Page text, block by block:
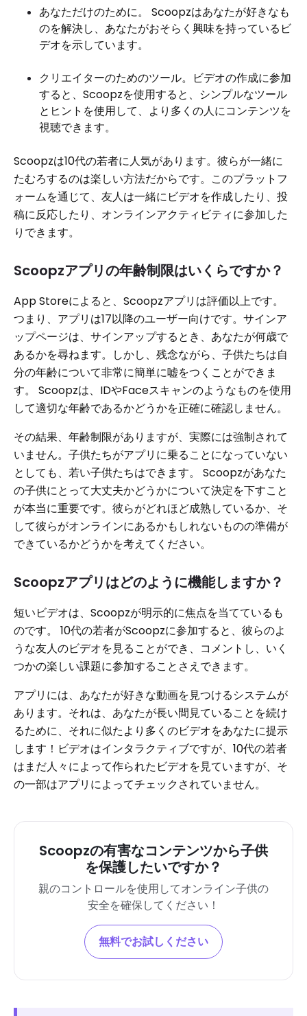
あなただけのために。 Scoopzはあなたが好きなも
のを解決し、あなたがおそらく興味を持っているビ
デオを示しています。
クリエイターのためのツール。ビデオの作成に参加
すると、Scoopzを使用すると、シンプルなツール
とヒントを使用して、より多くの人にコンテンツを
視聴できます。
Scoopzは10代の若者に人気があります。彼らが一緒に
たむろするのは楽しい方法だからです。このプラットフ
ォームを通じて、友人は一緒にビデオを作成したり、投
稿に反応したり、オンラインアクティビティに参加した
りできます。
Scoopzアプリの年齢制限はいくらですか？
App Storeによると、Scoopzアプリは評価以上です。
つまり、アプリは17以降のユーザー向けです。サインア
ップページは、サインアップするとき、あなたが何歳で
あるかを尋ねます。しかし、残念ながら、子供たちは自
分の年齢について非常に簡単に嘘をつくことができま
す。 Scoopzは、IDやFaceスキャンのようなものを使用
して適切な年齢であるかどうかを正確に確認しません。
その結果、年齢制限がありますが、実際には強制されて
いません。子供たちがアプリに乗ることになっていない
としても、若い子供たちはできます。 Scoopzがあなた
の子供にとって大丈夫かどうかについて決定を下すこと
が本当に重要です。彼らがどれほど成熟しているか、そ
して彼らがオンラインにあるかもしれないものの準備が
できているかどうかを考えてください。
Scoopzアプリはどのように機能しますか？
短いビデオは、Scoopzが明示的に焦点を当てているも
のです。 10代の若者がScoopzに参加すると、彼らのよ
うな友人のビデオを見ることができ、コメントし、いく
つかの楽しい課題に参加することさえできます。
アプリには、あなたが好きな動画を見つけるシステムが
あります。それは、あなたが長い間見ていることを続け
るために、それに似たより多くのビデオをあなたに提示
します！ビデオはインタラクティブですが、10代の若者
はまだ人々によって作られたビデオを見ていますが、そ
の一部はアプリによってチェックされていません。
Scoopzの有害なコンテンツから子供
を保護したいですか？
親のコントロールを使用してオンライン子供の
安全を確保してください！
無料でお試しください